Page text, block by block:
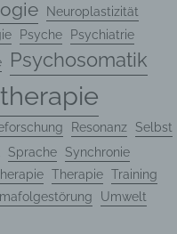
Neuroplastizität
Psyche
Psychiatrie
Psychosomatik
Resonanz Selbst
Sprache Synchronie
Therapie Training
Umwelt
und